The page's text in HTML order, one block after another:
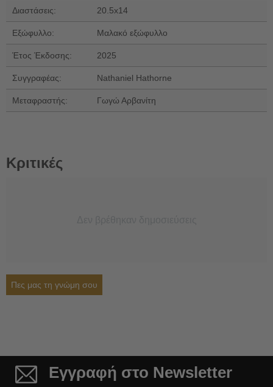
Διαστάσεις: 20.5x14
Εξώφυλλο: Μαλακό εξώφυλλο
Έτος Έκδοσης: 2025
Συγγραφέας: Nathaniel Hathorne
Μεταφραστής: Γωγώ Αρβανίτη
Κριτικές
Πες μας τη γνώμη σου
Εγγραφή στο Newsletter